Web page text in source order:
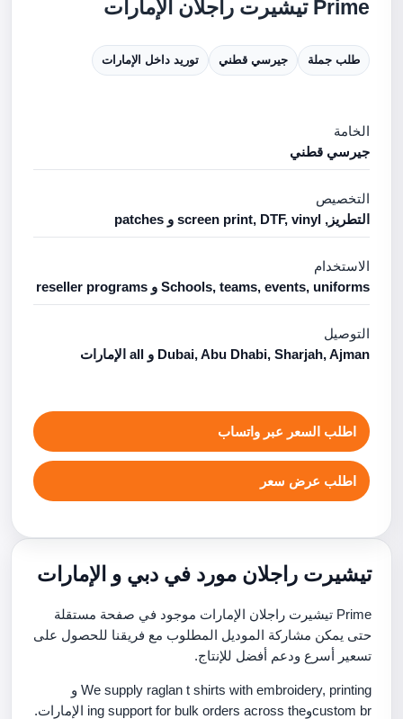
Prime تيشيرت راجلان الإمارات
طلب جملة جيرسي قطني توريد داخل الإمارات
الخامة
جيرسي قطني
التخصيص
التطريز, screen print, DTF, vinyl و patches
الاستخدام
Schools, teams, events, uniforms و reseller programs
التوصيل
Dubai, Abu Dhabi, Sharjah, Ajman و all الإمارات
اطلب السعر عبر واتساب
اطلب عرض سعر
تيشيرت راجلان مورد في دبي و الإمارات
Prime تيشيرت راجلان الإمارات موجود في صفحة مستقلة
حتى يمكن مشاركة الموديل المطلوب مع فريقنا للحصول على
تسعير أسرع ودعم أفضل للإنتاج.
We supply raglan t shirts with embroidery, printing و
custom brوing support for bulk orders across the الإمارات.